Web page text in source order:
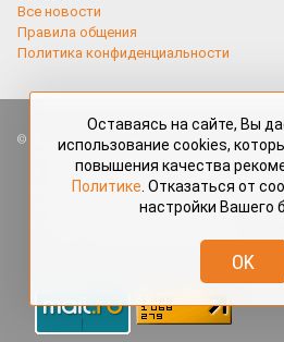
Все новости
Правила общения
Политика конфиденциальности
Все права защищены. Любые
«Красраб.ру» сотрудниками редакции,
и читателями, являются объектами
частичное использование материалов,
«Красраб.ру», допускается только с
redaktor@krasrab.krsn.ru.
Оставаясь на сайте, Вы
использование cookies,
повышения качества
Политике . Отказаться от
настройки Вашего
OK